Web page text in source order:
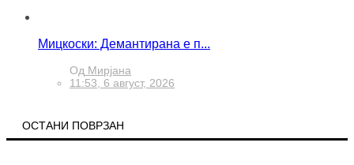
Мицкоски: Демантирана е п...
Од Мирјана
11:53, 6 август, 2026
ОСТАНИ ПОВРЗАН